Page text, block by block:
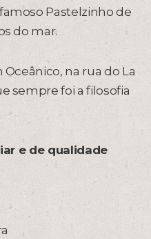
Pastelzinho de
do mar.
na rua do La
sempre foi a filosofia
e de qualidade